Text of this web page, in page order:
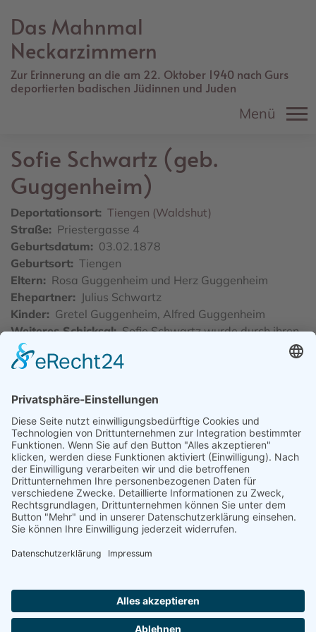
zum
Inhalt
Das Mahnmal
Neckarzimmern
Zur Erinnerung an die am 22. Oktober 1940 nach Gurs
deportierten badischen Jüdinnen und Juden
Menü
Sofie Schwartz (geb.
Guggenheim)
Deportationsort Tiengen (Waldshut)
Straße
Priestergasse 4
Geburtsdatum
03.02.1878
Geburtsort Tiengen
Eltern
Rosa Guggenheim und Herz Guggenheim
Ehepartner
Julius Schwartz
Kinder
Gretel Guggenheim, Alfred Guggenheim
Weiteres Schicksal Sofie Schwartz wurde durch ihren
Sohn Alfred aus dem Lager geholt, Sie floh Südafrika.
Ein Stolperstein vor ihrem Haus in der Priestergasse 4
Gedenkbuch Bundesarchiv; Petri, Dieter: Die
Tiengener Juden, Konstanz 1982; Freundeskreis
jüdisches Leben in Tiengen: "Gegen das Vergessen.
Stolpersteine in Tiengen und Waldshut für die Opfer
des Nationalsozialismus 1933-1945", Waldshut-
Tiengen 2012